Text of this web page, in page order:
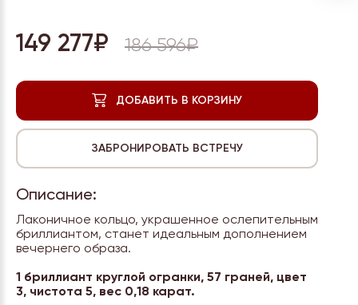
149 277₽ 186 596₽
Описание:
Лаконичное кольцо, украшенное ослепительным
бриллиантом, станет идеальным дополнением
вечернего образа.
1 бриллиант круглой огранки, 57 граней, цвет
3, чистота 5, вес 0,18 карат.